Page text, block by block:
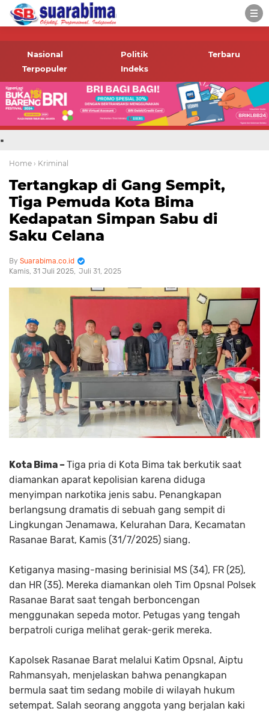
-->
informasi terbaru tentang
Bima dan daerah sekitar
Nasional Politik
Terbaru
Terpopuler
Indeks
.
Home › Kriminal
Tertangkap di Gang Sempit,
Tiga Pemuda Kota Bima
Kedapatan Simpan Sabu di
Saku Celana
Suarabima.co.id
Kamis, 31 Juli 2025 Juli 31, 2025
Kota Bima –Tiga pria di Kota Bima tak berkutik saat
diamankan aparat kepolisian karena diduga
menyimpan narkotika jenis sabu. Penangkapan
berlangsung dramatis di sebuah gang sempit di
Lingkungan Jenamawa, Kelurahan Dara, Kecamatan
Rasanae Barat, Kamis (31/7/2025) siang.
Ketiganya masing-masing berinisial MS (34), FR (25),
dan HR (35). Mereka diamankan oleh Tim Opsnal Polsek
Rasanae Barat saat tengah berboncengan
menggunakan sepeda motor. Petugas yang tengah
berpatroli curiga melihat gerak-gerik mereka.
Kapolsek Rasanae Barat melalui Katim Opsnal, Aiptu
Rahmansyah, menjelaskan bahwa penangkapan
bermula saat tim sedang mobile di wilayah hukum
setempat. Salah seorang anggota yang berjalan kaki